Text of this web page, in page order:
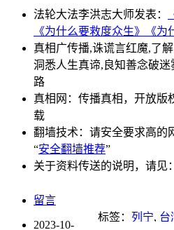
法轮大法李洪志大师发表：
《为什么要救度众生》
《为
真相广传播,诛谎言红魔,了
洞悉人生真谛,良知善念破
路
真相网：传播真相，开放版
载
翻墙技术：请安全要求高的
“安全翻墙推荐”
关于资料传送的说明，请见：
留言
标签： 列宁, 台
2023-10-